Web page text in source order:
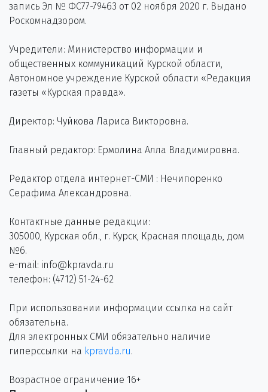
запись Эл № ФС77-79463 от 02 ноября 2020 г. Выдано
Роскомнадзором.
Учредители: Министерство информации и
общественных коммуникаций Курской области,
Автономное учреждение Курской области «Редакция
газеты «Курская правда».
Директор: Чуйкова Лариса Викторовна.
Главный редактор: Ермолина Алла Владимировна.
Редактор отдела интернет-СМИ : Нечипоренко
Серафима Александровна.
Контактные данные редакции:
305000, Курская обл., г. Курск, Красная площадь, дом
№6.
e-mail: info@kpravda.ru
телефон: (4712) 51-24-62
При использовании информации ссылка на сайт
обязательна.
Для электронных СМИ обязательно наличие
гиперссылки на kpravda.ru.
Возрастное ограничение 16+